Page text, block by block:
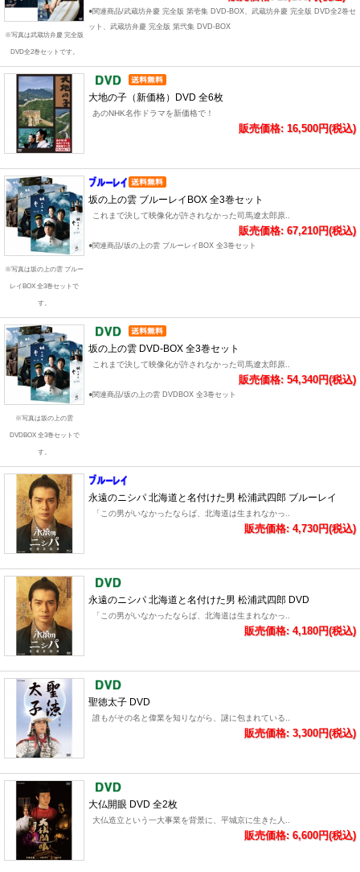
※写真は武蔵坊弁慶 完全版
DVD全2巻セットです。
●関連商品/武蔵坊弁慶 完全版 第壱集 DVD-BOX、武蔵坊弁慶 完全版 DVD全2巻セ
ット、武蔵坊弁慶 完全版 第弐集 DVD-BOX
大地の子（新価格）DVD 全6枚
あのNHK名作ドラマを新価格で！
販売価格: 16,500円(税込)
※写真は坂の上の雲 ブルー
レイBOX 全3巻セットで
す。
坂の上の雲 ブルーレイBOX 全3巻セット
これまで決して映像化が許されなかった司馬遼太郎原..
販売価格: 67,210円(税込)
●関連商品/坂の上の雲 ブルーレイBOX 全3巻セット
※写真は坂の上の雲
DVDBOX 全3巻セットで
す。
坂の上の雲 DVD-BOX 全3巻セット
これまで決して映像化が許されなかった司馬遼太郎原..
販売価格: 54,340円(税込)
●関連商品/坂の上の雲 DVDBOX 全3巻セット
永遠のニシパ 北海道と名付けた男 松浦武四郎 ブルーレイ
「この男がいなかったならば、北海道は生まれなかっ..
販売価格: 4,730円(税込)
永遠のニシパ 北海道と名付けた男 松浦武四郎 DVD
「この男がいなかったならば、北海道は生まれなかっ..
販売価格: 4,180円(税込)
聖徳太子 DVD
誰もがその名と偉業を知りながら、謎に包まれている..
販売価格: 3,300円(税込)
大仏開眼 DVD 全2枚
大仏造立という一大事業を背景に、平城京に生きた人..
販売価格: 6,600円(税込)